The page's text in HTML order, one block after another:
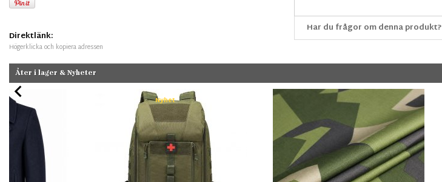
Direktlänk:
Högerklicka och kopiera adressen
Har du frågor om denna produkt?
Åter i lager & Nyheter
Nyhet